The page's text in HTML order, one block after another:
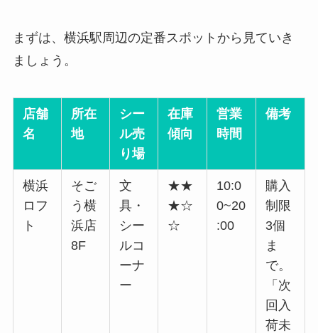
まずは、横浜駅周辺の定番スポットから見ていき
ましょう。
店舗
名
所在
地
シー
ル売
り場
在庫
傾向
営業
時間
備考
横浜
ロフ
ト
そご
う横
浜店
8F
文
具・
シー
ルコ
ーナ
ー
★★
★☆
☆
10:0
0~20
:00
購入
制限
3個
ま
で。
「次
回入
荷未